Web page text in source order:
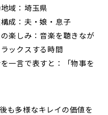
域：埼玉県
成：夫・娘・息子
楽しみ：音楽を聴きなが
ックスする時間
一言で表すと：「物事を
も多様なキレイの価値を